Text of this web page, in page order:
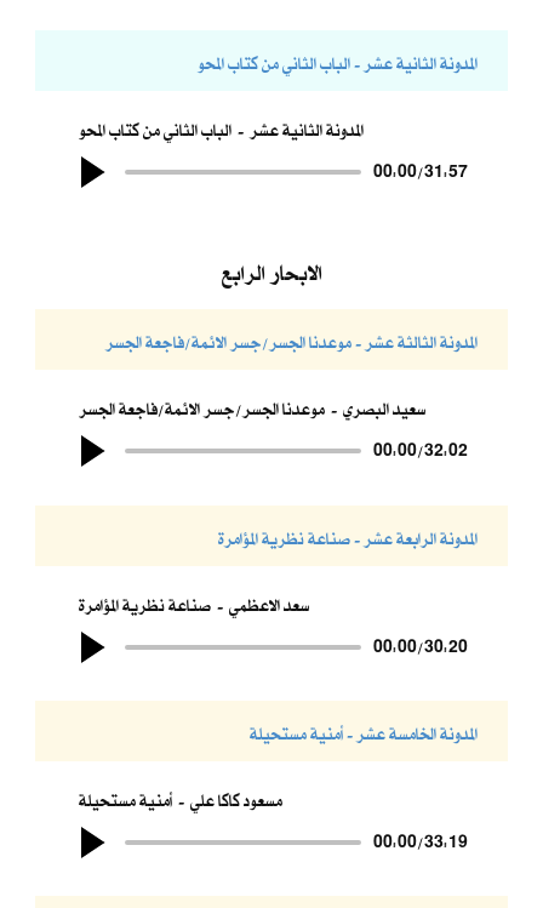
المدونة الثانية عشر - الباب الثاني من كتاب المحو
الباب الثاني من كتاب المحو المدونة الثانية عشر
00:00/31:57
الابحار الرابع
المدونة الثالثة عشر - موعدنا الجسر/جسر الائمة/فاجعة الجسر
موعدنا الجسر/جسر الائمة/فاجعة الجسر سعيد البصري
00:00/32:02
المدونة الرابعة عشر - صناعة نظرية المؤامرة
صناعة نظرية المؤامرة سعد الاعظمي
00:00/30:20
المدونة الخامسة عشر - أمنية مستحيلة
أمنية مستحيلة مسعود كاكا علي
00:00/33:19